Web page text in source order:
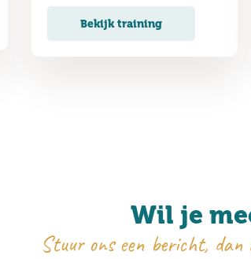
Bekijk training
Wil je
Stuur ons een bericht, dan